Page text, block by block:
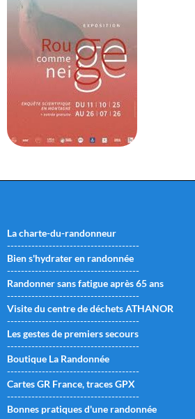
La charte-du-randonneur
--------------------------------------
Bien s'hydrater en randonnée
--------------------------------------
Randonner sans fatigue après 65 ans
--------------------------------------
Visite du centre de déchets ATHANOR
--------------------------------------
Les gestes de premiers secours
--------------------------------------
Boutique La Randonnée
--------------------------------------
Cartes GR France, traces GPX
--------------------------------------
Bonnes pratiques d'une randonnée